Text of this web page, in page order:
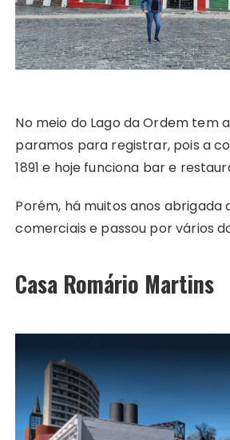
No meio do Lago da Ordem tem
paramos para registrar, pois a
1891 e hoje funciona bar e
Porém, há muitos anos abrigada
comerciais e passou por vários
Casa Romário Martins